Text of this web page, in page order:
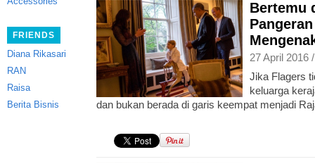
FRIENDS
Diana Rikasari
RAN
Raisa
Berita Bisnis
Bertemu
27 April 2016
Jika Flagers
keluarga
dan bukan berada di garis keempat menjadi